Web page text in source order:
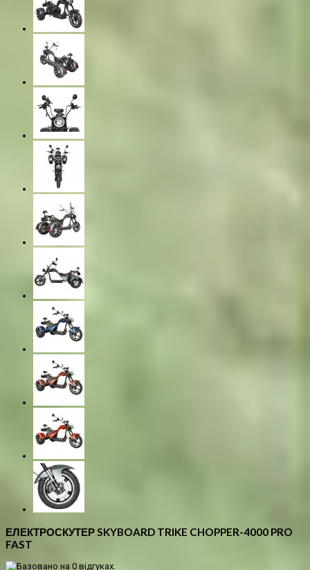
ЕЛЕКТРОСКУТЕР SKYBOARD TRIKE CHOPPER-4000 PRO
FAST